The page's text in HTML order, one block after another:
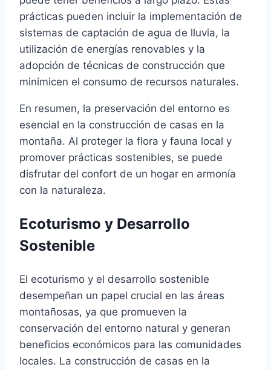
prácticas pueden incluir la implementación de
sistemas de captación de agua de lluvia, la
utilización de energías renovables y la
adopción de técnicas de construcción que
minimicen el consumo de recursos naturales.
En resumen, la preservación del entorno es
esencial en la construcción de casas en la
montaña. Al proteger la flora y fauna local y
promover prácticas sostenibles, se puede
disfrutar del confort de un hogar en armonía
con la naturaleza.
Ecoturismo y Desarrollo
Sostenible
El ecoturismo y el desarrollo sostenible
desempeñan un papel crucial en las áreas
montañosas, ya que promueven la
conservación del entorno natural y generan
beneficios económicos para las comunidades
locales. La construcción de casas en la